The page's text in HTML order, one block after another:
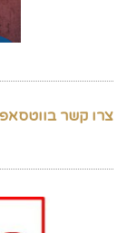
צרו קשר בווטסאפ